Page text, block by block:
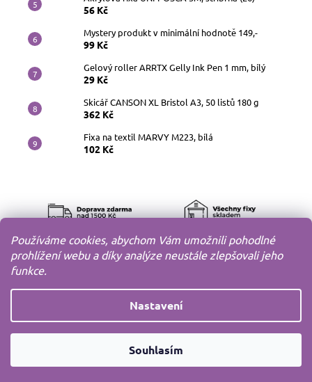
Používáme cookies, abychom Vám umožnili pohodlné
prohlížení webu a díky analýze neustále zlepšovali jeho
funkce.
Nastavení
Souhlasím
56 Kč
Mystery produkt v minimální hodnotě 149,-
99 Kč
Gelový roller ARRTX Gelly Ink Pen 1 mm, bílý
29 Kč
Skicář CANSON XL Bristol A3, 50 listů 180 g
362 Kč
Fixa na textil MARVY M223, bílá
102 Kč
Shoptet